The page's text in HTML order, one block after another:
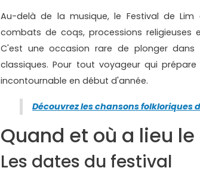
Au-delà de la musique, le Festival de
combats de coqs, processions
C'est une occasion rare de plonger
classiques. Pour tout voyageur qui
incontournable en début d'année.
Découvrez les chansons folkloriques
Quand et où a lieu
Les dates du festival